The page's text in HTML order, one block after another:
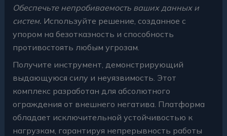
Обеспечьте непробиваемость ваших данных и
систем. Используйте решение, созданное с
упором на безотказность и способность
противостоять любым угрозам.
Получите инструмент, демонстрирующий
выдающуюся силу и неуязвимость. Этот
комплекс разработан для абсолютного
ограждения от внешнего негатива. Платформа
обладает исключительной устойчивостью к
нагрузкам, гарантируя непрерывность работы